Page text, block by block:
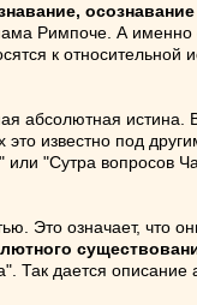
Римпоче. А именно
к относительной
абсолютная истина.
это известно под
"Сутра вопросов
Это означает, что
Так дается описание